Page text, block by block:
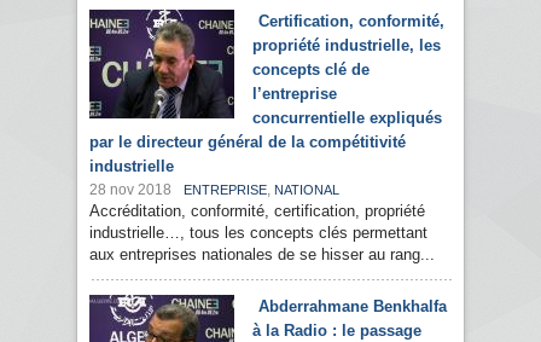
Certification, conformité,
propriété industrielle, les
concepts clé de
l’entreprise
concurrentielle expliqués
par le directeur général de la compétitivité
industrielle
28 nov 2018 ENTREPRISE, NATIONAL
Accréditation, conformité, certification, propriété
industrielle…, tous les concepts clés permettant
aux entreprises nationales de se hisser au rang...
Abderrahmane Benkhalfa
à la Radio : le passage